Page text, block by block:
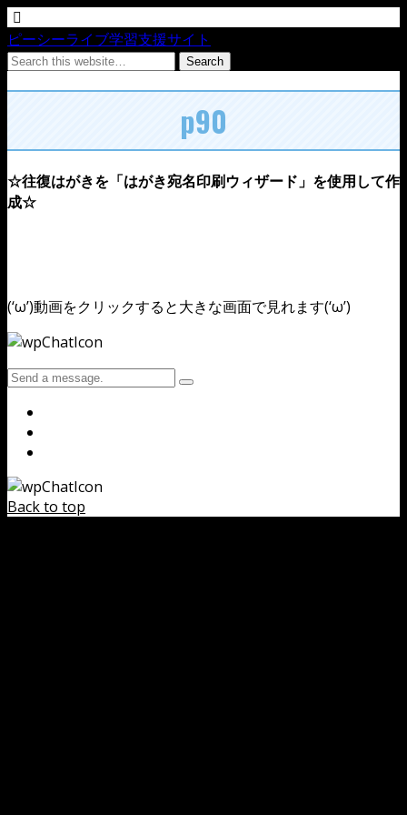
ピーシーライブ学習支援サイト
p90
☆往復はがきを「はがき宛名印刷ウィザード」を使用して作
成☆
(‘ω’)動画をクリックすると大きな画面で見れます(‘ω’)
Back to top